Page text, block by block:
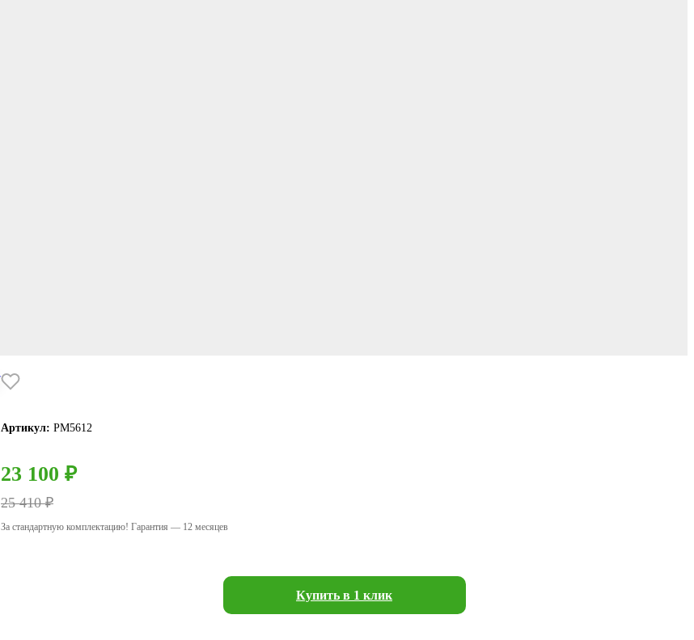
Артикул: РМ5612
23 100 ₽
25 410 ₽
За стандартную комплектацию! Гарантия — 12 месяцев
Купить в 1 клик